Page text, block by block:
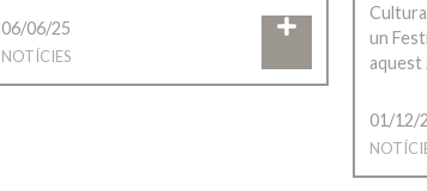
06/06/25
NOTÍCIES
un
aquest
01/12/